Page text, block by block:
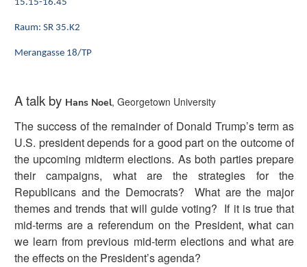
(Zugriffstaste
den
(Zugriffstaste
8)
Zur
Suche
(Zugriffstaste
9)
15.15-16.45
Raum: SR 35.K2
Merangasse 18/TP
A talk by Hans Noel, Georgetown University
The success of the remainder of Donald Trump’s term as
U.S. president depends for a good part on the outcome of
the upcoming midterm elections. As both parties prepare
their campaigns, what are the strategies for the
Republicans and the Democrats? What are the major
themes and trends that will guide voting? If it is true that
mid-terms are a referendum on the President, what can
we learn from previous mid-term elections and what are
the effects on the President’s agenda?